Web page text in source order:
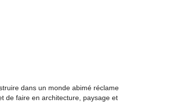
dans un monde abimé réclame
de faire en architecture, paysage et